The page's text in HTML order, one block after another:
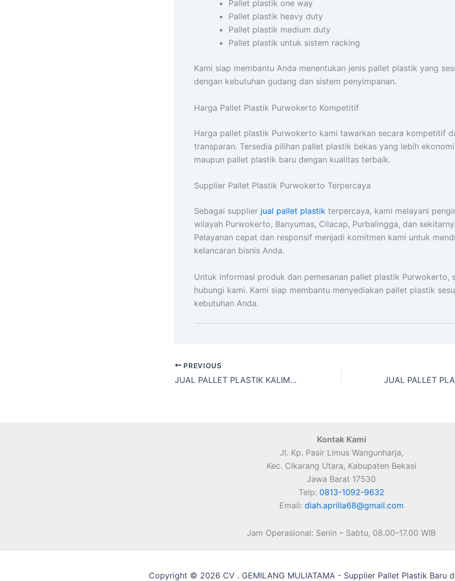
Pallet plastik one way
Pallet plastik heavy duty
Pallet plastik medium duty
Pallet plastik untuk sistem racking
Kami siap membantu Anda menentukan jenis pallet plastik yang
dengan kebutuhan gudang dan sistem penyimpanan.
Harga Pallet Plastik Purwokerto Kompetitif
Harga pallet plastik Purwokerto kami tawarkan secara kompetitif
transparan. Tersedia pilihan pallet plastik bekas yang lebih
maupun pallet plastik baru dengan kualitas terbaik.
Supplier Pallet Plastik Purwokerto Terpercaya
Sebagai supplier jual pallet plastik terpercaya, kami melayani
wilayah Purwokerto, Banyumas, Cilacap, Purbalingga, dan
Pelayanan cepat dan responsif menjadi komitmen kami untuk
kelancaran bisnis Anda.
Untuk informasi produk dan pemesanan pallet plastik Purwokerto,
hubungi kami. Kami siap membantu menyediakan pallet plastik
kebutuhan Anda.
PREVIOUS
JUAL PALLET PLASTIK KALIMANTAN
Kontak Kami
Jl. Kp. Pasir Limus Wangunharja,
Kec. Cikarang Utara, Kabupaten Bekasi
Jawa Barat 17530
Telp: 0813-1092-9632
Email: diah.aprilia68@gmail.com
Jam Operasional: Senin – Sabtu, 08.00–17.00 WIB
Copyright © 2026 CV . GEMILANG MULIATAMA - Supplier Pallet Plastik Baru